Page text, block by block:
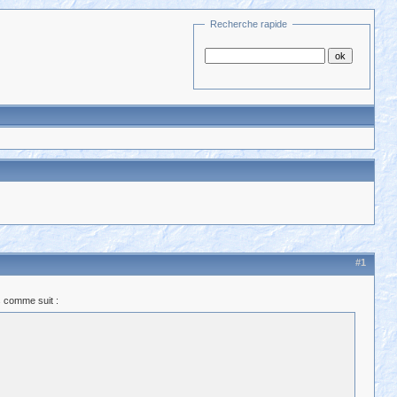
Recherche rapide
#1
comme suit :